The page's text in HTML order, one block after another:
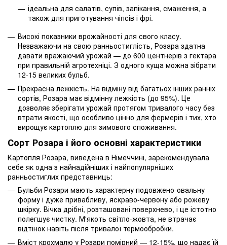
ідеальна для салатів, супів, запікання, смаження, а
також для приготування чіпсів і фрі.
Високі показники врожайності для свого класу.
Незважаючи на свою ранньостиглість, Розара здатна
давати вражаючий урожай — до 600 центнерів з гектара
при правильній агротехніці. З одного куща можна зібрати
12-15 великих бульб.
Прекрасна лежкість. На відміну від багатьох інших ранніх
сортів, Розара має відмінну лежкість (до 95%). Це
дозволяє зберігати урожай протягом тривалого часу без
втрати якості, що особливо цінно для фермерів і тих, хто
вирощує картоплю для зимового споживання.
Сорт Розара і його основні характеристики
Картопля Розара, виведена в Німеччині, зарекомендувала
себе як одна з найнадійніших і найпопулярніших
ранньостиглих представниць:
Бульби Розари мають характерну подовжено-овальну
форму і дуже привабливу, яскраво-червону або рожеву
шкірку. Вічка дрібні, розташовані поверхнево, і це істотно
полегшує чистку. М'якоть світло-жовта, не втрачає
відтінок навіть після тривалої термообробки.
Вміст крохмалю у Розари помірний — 12-15%, що надає їй